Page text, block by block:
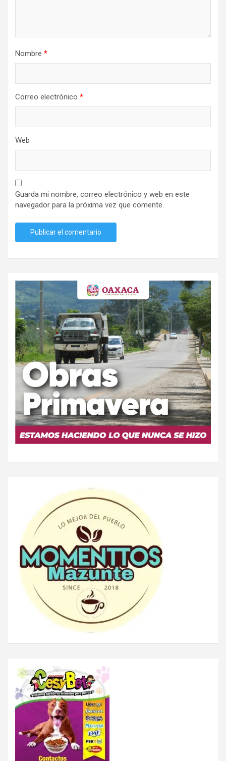
Nombre *
Correo electrónico *
Web
Guarda mi nombre, correo electrónico y web en este
navegador para la próxima vez que comente.